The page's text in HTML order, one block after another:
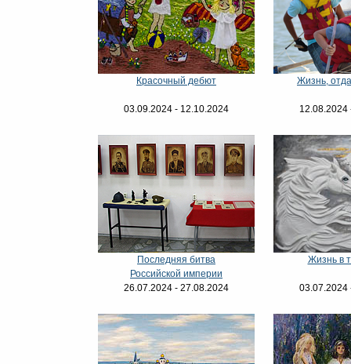
Красочный дебют
03.09.2024 - 12.10.2024
Жизнь,
12.08.2024
Последняя битва
Российской империи
26.07.2024 - 27.08.2024
Жизнь в
03.07.2024